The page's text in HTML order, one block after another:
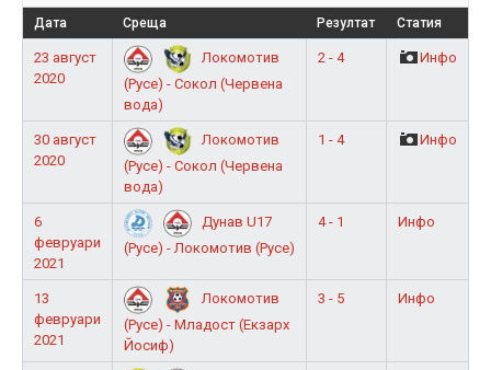
Дата Среща Резултат Статия
23 август
2020
Локомотив
(Русе) - Сокол (Червена
вода)
2 - 4 Инфо
30 август
2020
Локомотив
(Русе) - Сокол (Червена
вода)
1 - 4 Инфо
6
февруари
2021
Дунав U17
(Русе) - Локомотив (Русе)
4 - 1 Инфо
13
февруари
2021
Локомотив
(Русе) - Младост (Екзарх
Йосиф)
3 - 5 Инфо